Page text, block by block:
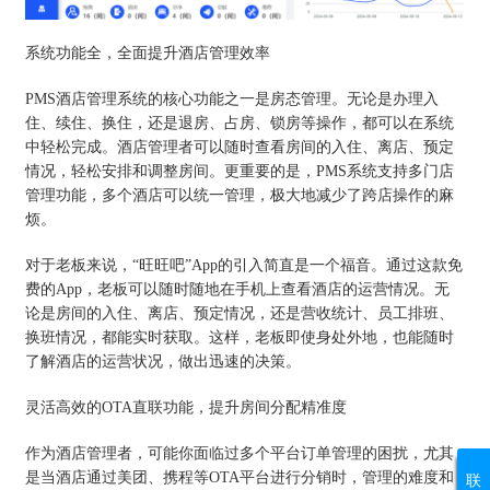
系统功能全，全面提升酒店管理效率
PMS酒店管理系统的核心功能之一是房态管理。无论是办理入
住、续住、换住，还是退房、占房、锁房等操作，都可以在系统
中轻松完成。酒店管理者可以随时查看房间的入住、离店、预定
情况，轻松安排和调整房间。更重要的是，PMS系统支持多门店
管理功能，多个酒店可以统一管理，极大地减少了跨店操作的麻
烦。
对于老板来说，“旺旺吧”App的引入简直是一个福音。通过这款免
费的App，老板可以随时随地在手机上查看酒店的运营情况。无
论是房间的入住、离店、预定情况，还是营收统计、员工排班、
换班情况，都能实时获取。这样，老板即使身处外地，也能随时
了解酒店的运营状况，做出迅速的决策。
灵活高效的OTA直联功能，提升房间分配精准度
作为酒店管理者，可能你面临过多个平台订单管理的困扰，尤其
是当酒店通过美团、携程等OTA平台进行分销时，管理的难度和
联